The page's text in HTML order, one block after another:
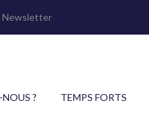
Newsletter
? TEMPS FORTS